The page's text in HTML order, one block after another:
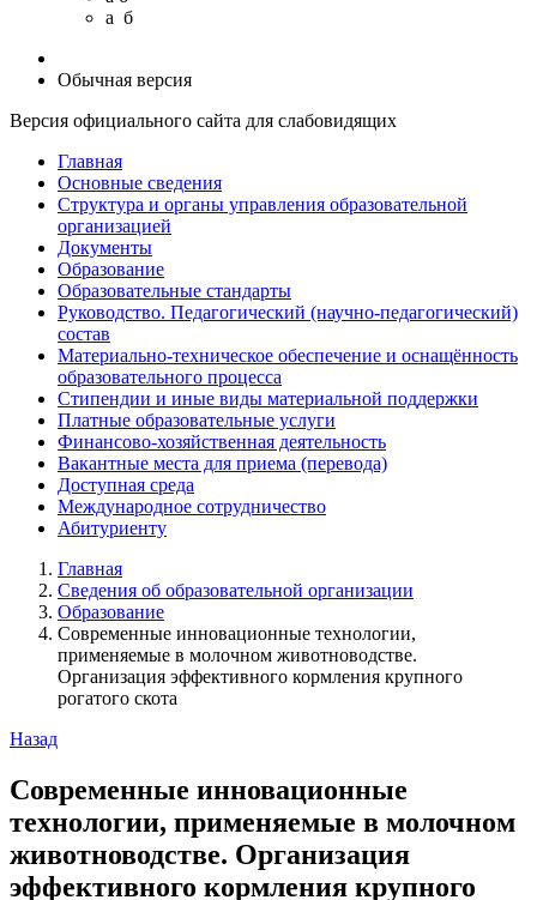
a б
Обычная версия
Версия официального сайта для слабовидящих
Главная
Основные сведения
Структура и органы управления образовательной
организацией
Документы
Образование
Образовательные стандарты
Руководство. Педагогический (научно-педагогический)
состав
Материально-техническое обеспечение и оснащённость
образовательного процесса
Стипендии и иные виды материальной поддержки
Платные образовательные услуги
Финансово-хозяйственная деятельность
Вакантные места для приема (перевода)
Доступная среда
Международное сотрудничество
Абитуриенту
Главная
Сведения об образовательной организации
Образование
Современные инновационные технологии,
применяемые в молочном животноводстве.
Организация эффективного кормления крупного
рогатого скота
Назад
Современные инновационные
технологии, применяемые в молочном
животноводстве. Организация
эффективного кормления крупного